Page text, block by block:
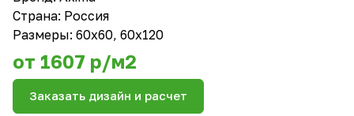
Страна: Россия
Размеры: 60х60, 60х120
от 1607 р/м2
Заказать дизайн и расчет